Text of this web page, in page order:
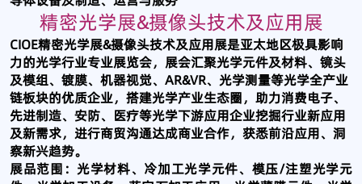
精密光学展&摄像头技术及应用展
CIOE精密光学展&摄像头技术及应用展是亚太地区极具影响
力的光学行业专业展览会，展会汇聚光学元件及材料、镜头
及模组、镀膜、机器视觉、AR&VR、光学测量等光学全产业
链板块的优质企业，搭建光学产业生态圈，助力消费电子、
先进制造、安防、医疗等光学下游应用企业挖掘行业新应用
及新需求，进行商贸沟通达成商业合作，获悉前沿应用、洞
察新兴趋势。
展品范围：光学材料、冷加工光学元件、模压/注塑光学元